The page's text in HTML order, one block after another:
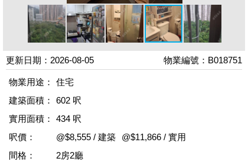
更新日期：2026-08-05 物業編號：B018751
物業用途：
住宅
建築面積：
602 呎
實用面積：
434 呎
呎價：
@$8,555 / 建築
@$11,866 / 實用
間格：
2房2廳